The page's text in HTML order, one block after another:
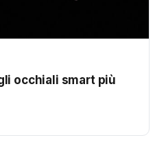
occhiali smart più